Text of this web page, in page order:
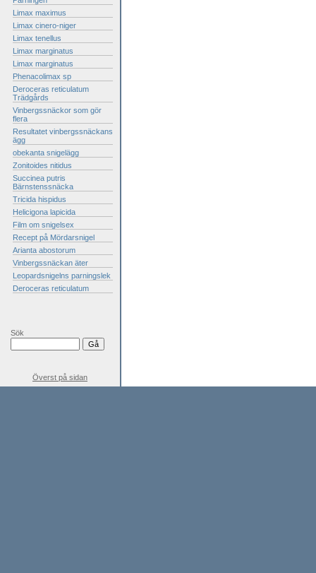
Limax maximus
Limax cinero-niger
Limax tenellus
Limax marginatus
Limax marginatus
Phenacolimax sp
Deroceras reticulatum
Trädgårds
Vinbergssnäckor som gör
flera
Resultatet vinbergssnäckans
ägg
obekanta snigelägg
Zonitoides nitidus
Succinea putris
Bärnstenssnäcka
Tricida hispidus
Helicigona lapicida
Film om snigelsex
Recept på Mördarsnigel
Arianta abostorum
Vinbergssnäckan äter
Leopardsnigelns parningslek
Deroceras reticulatum
Sök
Överst på sidan